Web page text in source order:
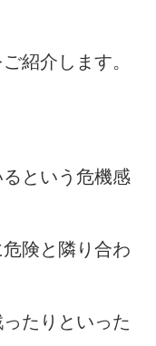
紹介します。
るという危機感
険と隣り合わ
たりといった